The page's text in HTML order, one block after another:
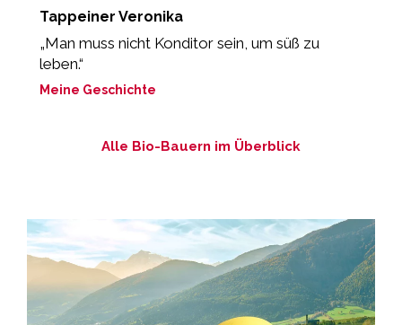
Tappeiner Veronika
„Man muss nicht Konditor sein, um süß zu
leben.“
Meine Geschichte
Alle Bio-Bauern im Überblick